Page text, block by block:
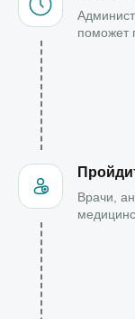
поможет
Врачи,